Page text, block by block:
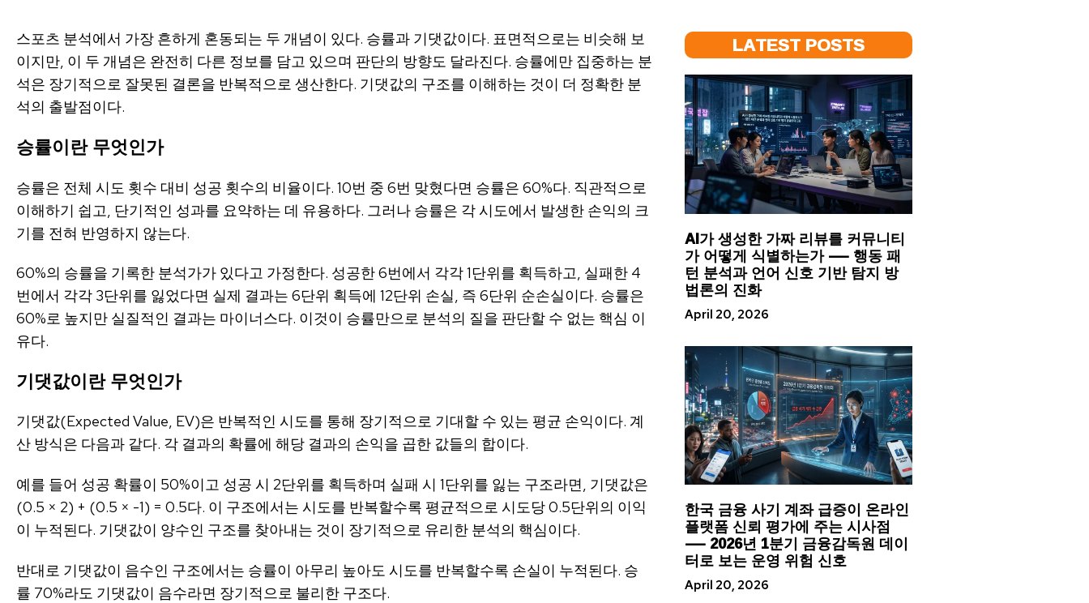
스포츠 분석에서 가장 흔하게 혼동되는 두 개념이 있다. 승률과 기댓값이다. 표면적으로는 비슷해 보
이지만, 이 두 개념은 완전히 다른 정보를 담고 있으며 판단의 방향도 달라진다. 승률에만 집중하는 분
석은 장기적으로 잘못된 결론을 반복적으로 생산한다. 기댓값의 구조를 이해하는 것이 더 정확한 분
석의 출발점이다.
승률이란 무엇인가
승률은 전체 시도 횟수 대비 성공 횟수의 비율이다. 10번 중 6번 맞혔다면 승률은 60%다. 직관적으로
이해하기 쉽고, 단기적인 성과를 요약하는 데 유용하다. 그러나 승률은 각 시도에서 발생한 손익의 크
기를 전혀 반영하지 않는다.
60%의 승률을 기록한 분석가가 있다고 가정한다. 성공한 6번에서 각각 1단위를 획득하고, 실패한 4
번에서 각각 3단위를 잃었다면 실제 결과는 6단위 획득에 12단위 손실, 즉 6단위 순손실이다. 승률은
60%로 높지만 실질적인 결과는 마이너스다. 이것이 승률만으로 분석의 질을 판단할 수 없는 핵심 이
유다.
기댓값이란 무엇인가
기댓값(Expected Value, EV)은 반복적인 시도를 통해 장기적으로 기대할 수 있는 평균 손익이다. 계
산 방식은 다음과 같다. 각 결과의 확률에 해당 결과의 손익을 곱한 값들의 합이다.
예를 들어 성공 확률이 50%이고 성공 시 2단위를 획득하며 실패 시 1단위를 잃는 구조라면, 기댓값은
(0.5 × 2) + (0.5 × -1) = 0.5다. 이 구조에서는 시도를 반복할수록 평균적으로 시도당 0.5단위의 이익
이 누적된다. 기댓값이 양수인 구조를 찾아내는 것이 장기적으로 유리한 분석의 핵심이다.
반대로 기댓값이 음수인 구조에서는 승률이 아무리 높아도 시도를 반복할수록 손실이 누적된다. 승
률 70%라도 기댓값이 음수라면 장기적으로 불리한 구조다.
LATEST POSTS
AI가 생성한 가짜 리뷰를 커뮤니티
가 어떻게 식별하는가 — 행동 패
턴 분석과 언어 신호 기반 탐지 방
법론의 진화
April 20, 2026
한국 금융 사기 계좌 급증이 온라인
플랫폼 신뢰 평가에 주는 시사점
— 2026년 1분기 금융감독원 데이
터로 보는 운영 위험 신호
April 20, 2026